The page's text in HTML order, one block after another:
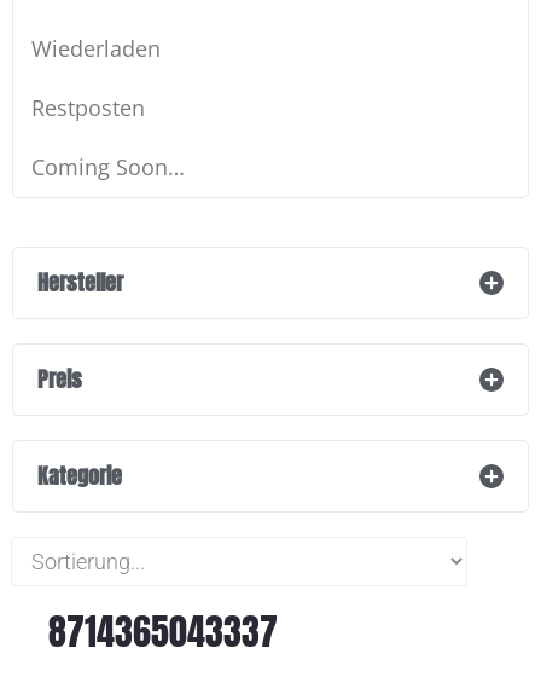
Wiederladen
Restposten
Coming Soon…
Hersteller
Preis
Kategorie
8714365043337